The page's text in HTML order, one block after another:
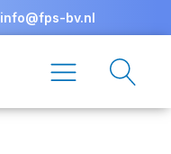
info@fps-bv.nl